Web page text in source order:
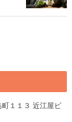
１１３ 近江屋ビ